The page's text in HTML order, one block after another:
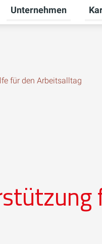
umschalten
Untermenü für
Unternehmen
für den Arbeitsalltag